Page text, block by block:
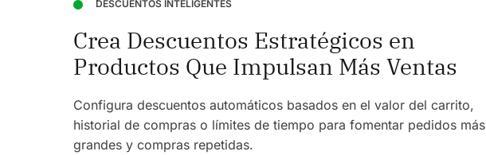
DESCUENTOS INTELIGENTES
Crea Descuentos Estratégicos en
Productos Que Impulsan Más Ventas
Configura descuentos automáticos basados en el valor del carrito,
historial de compras o límites de tiempo para fomentar pedidos más
grandes y compras repetidas.